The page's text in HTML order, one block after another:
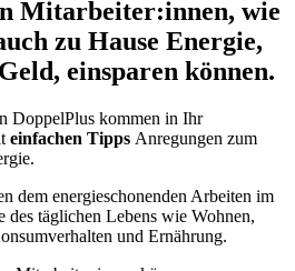
Mitarbeiter:innen, wie
zu Hause Energie,
einsparen können.
DoppelPlus kommen in Ihr
einfachen Tipps Anregungen zum
dem energieschonenden Arbeiten im
des täglichen Lebens wie Wohnen,
und Ernährung.